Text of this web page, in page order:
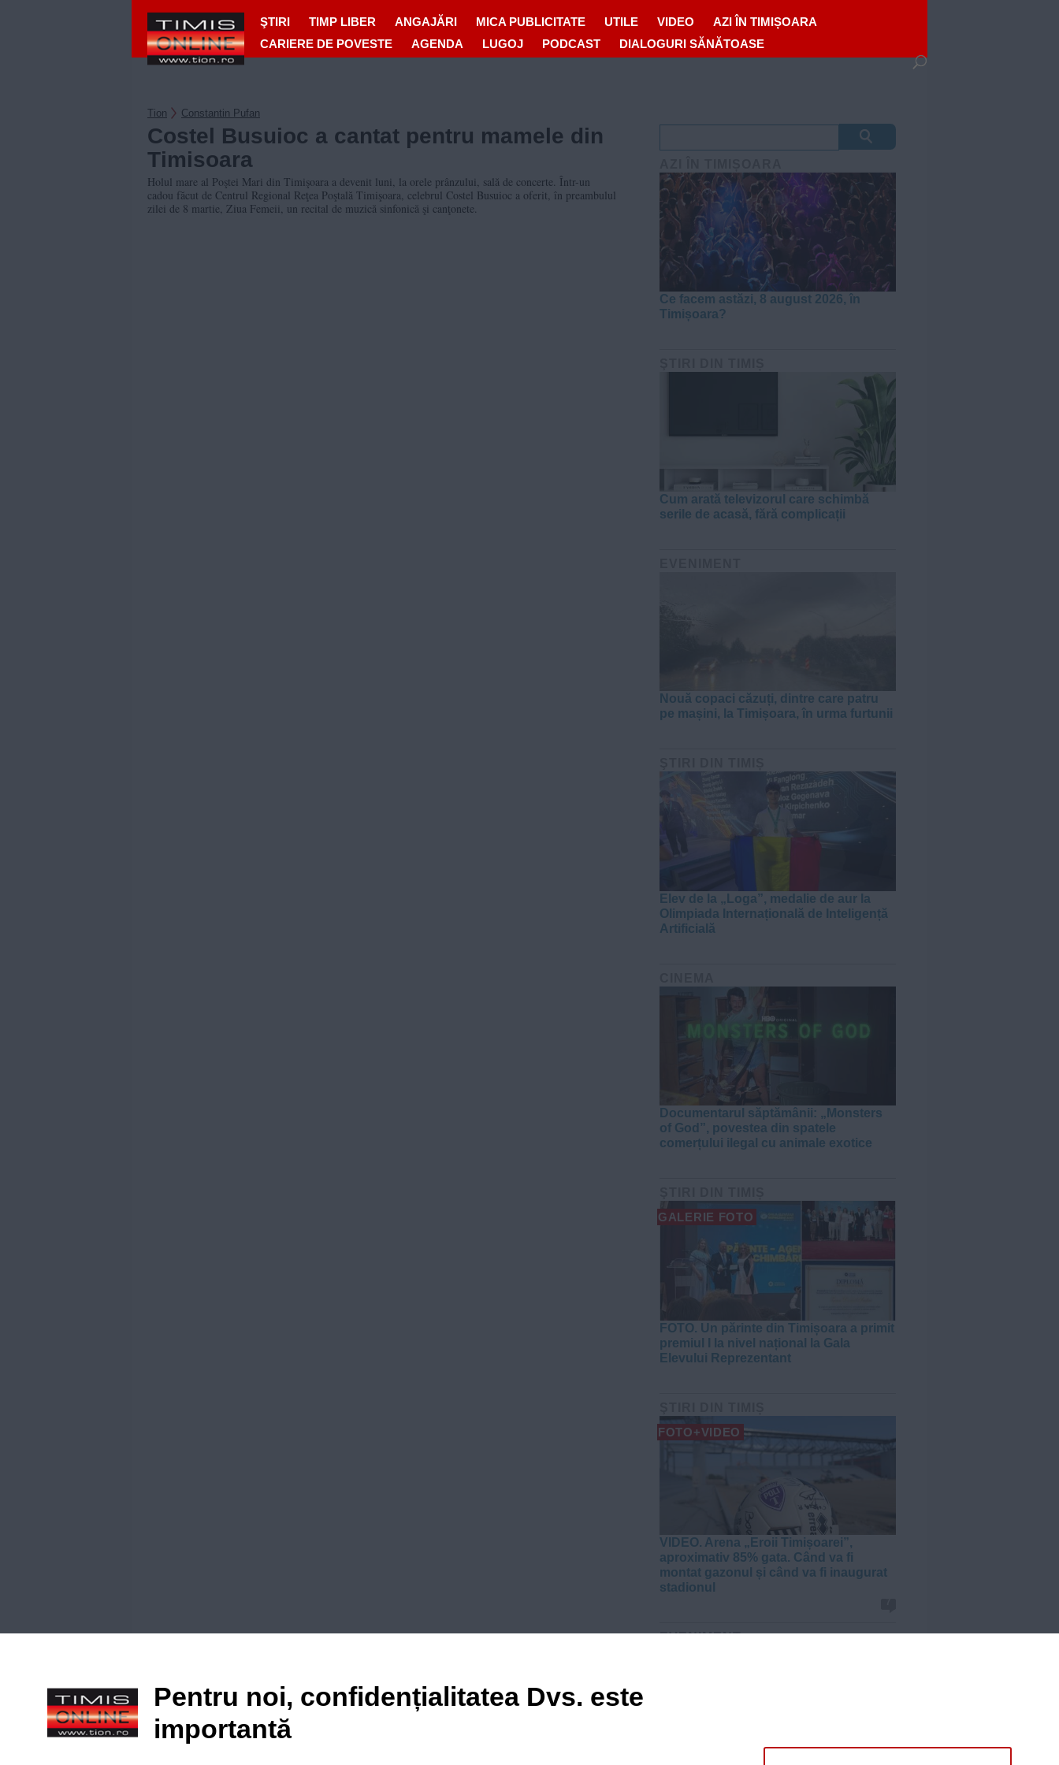
ŞTIRI TIMP LIBER ANGAJĂRI MICA PUBLICITATE UTILE VIDEO
AZI ÎN TIMIȘOARA
CARIERE DE POVESTE
AGENDA LUGOJ PODCAST DIALOGURI SĂNĂTOASE
Tion Constantin Pufan
Costel Busuioc a cantat pentru mamele din
Timisoara
Holul mare al Poştei Mari din Timişoara a devenit luni, la orele prânzului, sală de concerte. Într-un
cadou făcut de Centrul Regional Reţea Poştală Timişoara, celebrul Costel Busuioc a oferit, în preambulul
zilei de 8 martie, Ziua Femeii, un recital de muzică sinfonică şi canţonete.
Ce facem astăzi, 8 august 2026, în
Timișoara?
Cum arată televizorul care schimbă
serile de acasă, fără complicații
Nouă copaci căzuți, dintre care patru
pe mașini, la Timișoara, în urma furtunii
Elev de la „Loga”, medalie de aur la
Olimpiada Internațională de Inteligență
Artificială
Documentarul săptămânii: „Monsters
of God”, povestea din spatele
comerțului ilegal cu animale exotice
GALERIE FOTO
FOTO. Un părinte din Timișoara a primit
premiul I la nivel național la Gala
Elevului Reprezentant
FOTO+VIDEO
VIDEO. Arena „Eroii Timișoarei”,
aproximativ 85% gata. Când va fi
montat gazonul și când va fi inaugurat
stadionul
EVENIMENT
Pentru noi, confidențialitatea Dvs. este
importantă